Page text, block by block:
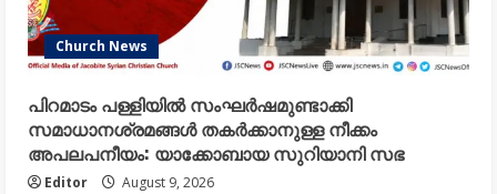
Church News
പിറമാടം പള്ളിയിൽ സംഘർഷമുണ്ടാക്കി
സമാധാനശ്രമങ്ങൾ തകർക്കാനുള്ള നീക്കം
അപലപനീയം: യാക്കോബായ സുറിയാനി സഭ
Editor August 9, 2026